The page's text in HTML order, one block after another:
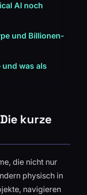
AI noch
und Billionen-
was als
kurze
die nicht nur
physisch in
navigieren